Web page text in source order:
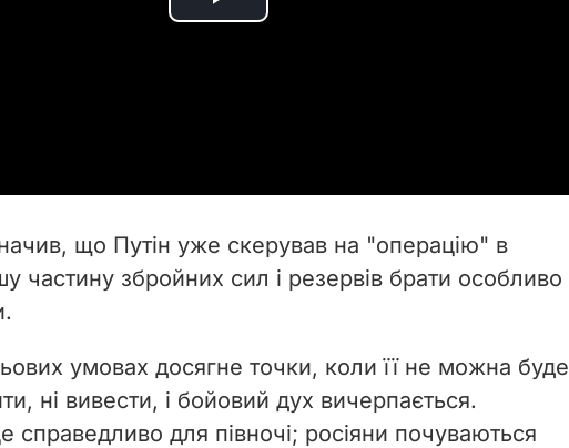
P
i
e
o
що Путін уже скерував на "операцію" в
частину збройних сил і резервів брати особливо
умовах досягне точки, коли її не можна буде
ні вивести, і бойовий дух вичерпається.
справедливо для півночі; росіяни почуваються